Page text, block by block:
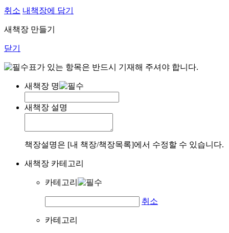
취소 내책장에 담기
새책장 만들기
닫기
표가 있는 항목은 반드시 기재해 주셔야 합니다.
새책장 명
새책장 설명
책장설명은 [내 책장/책장목록]에서 수정할 수 있습니다.
새책장 카테고리
카테고리
취소
카테고리